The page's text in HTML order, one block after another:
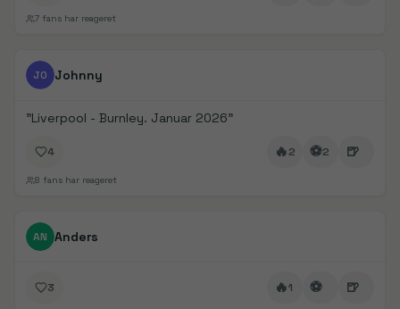
7 fans har reageret
FanDays bidrag
JO Johnny
"Liverpool - Burnley. Januar 2026"
4 🔥2 ⚽2 🍺
8 fans har reageret
FanDays bidrag
AN Anders
3 🔥1 ⚽ 🍺